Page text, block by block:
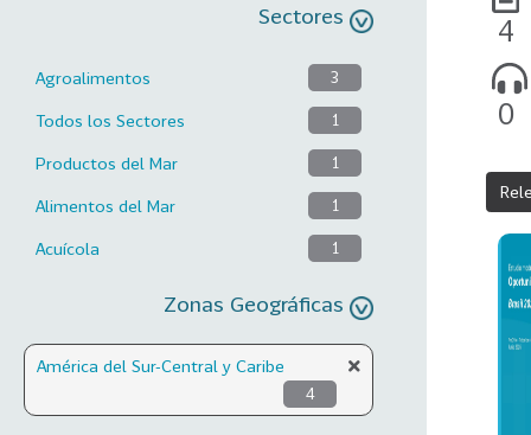
Sectores
Agroalimentos 3
Todos los Sectores 1
Productos del Mar 1
Alimentos del Mar 1
Acuícola 1
Zonas Geográficas
América del Sur-Central y Caribe
4
4
0